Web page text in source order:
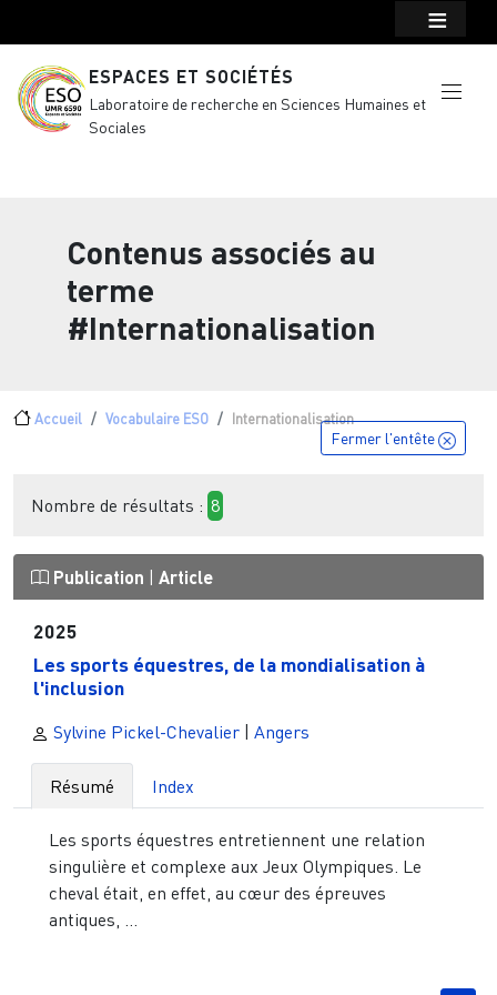
ESPACES ET SOCIÉTÉS
Laboratoire de recherche en Sciences Humaines et
Sociales
Contenus associés au
terme
#Internationalisation
Fil d'Ariane
Accueil Vocabulaire ESO Internationalisation
Fermer l'entête
Nombre de résultats : 8
Publication Article
2025
Les sports équestres, de la mondialisation à
l'inclusion
Sylvine Pickel-Chevalier | Angers
Résumé Index
Les sports équestres entretiennent une relation
singulière et complexe aux Jeux Olympiques. Le
cheval était, en effet, au cœur des épreuves
antiques, ...